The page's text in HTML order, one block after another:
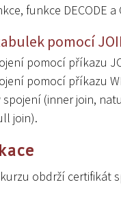
funkce DECODE a
pomocí
pomocí příkazu
pomocí příkazu
spojení (inner join,
join).
obdrží certifikát